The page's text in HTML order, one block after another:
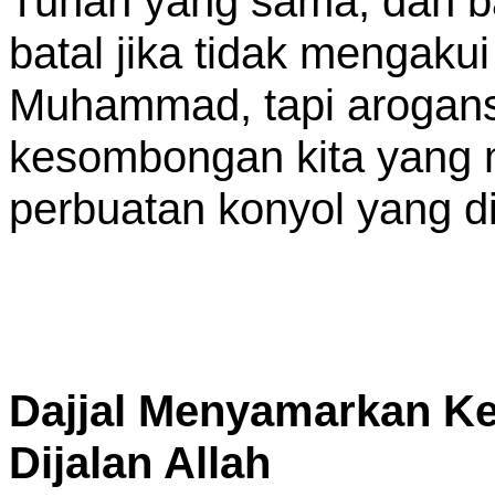
batal jika tidak
Muhammad, tapi
kesombongan kita yang
perbuatan konyol yang
Dajjal Menyamarkan
Dijalan Allah